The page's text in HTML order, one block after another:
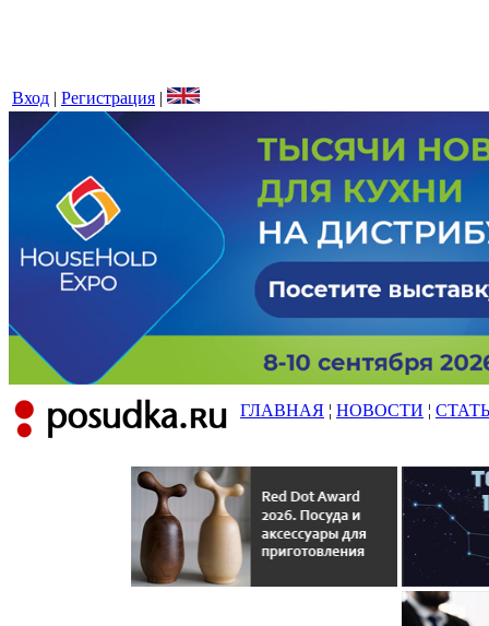
Вход | Регистрация |
ГЛАВНАЯ ¦ НОВОСТИ ¦